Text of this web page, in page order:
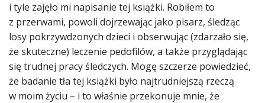
i tyle zajęło mi napisanie tej książki. Robiłem to
z przerwami, powoli dojrzewając jako pisarz, śledząc
losy pokrzywdzonych dzieci i obserwując (zdarzało się,
że skuteczne) leczenie pedofilów, a także przyglądając
się trudnej pracy śledczych. Mogę szczerze powiedzieć,
że badanie tła tej książki było najtrudniejszą rzeczą
w moim życiu – i to właśnie przekonuje mnie, że